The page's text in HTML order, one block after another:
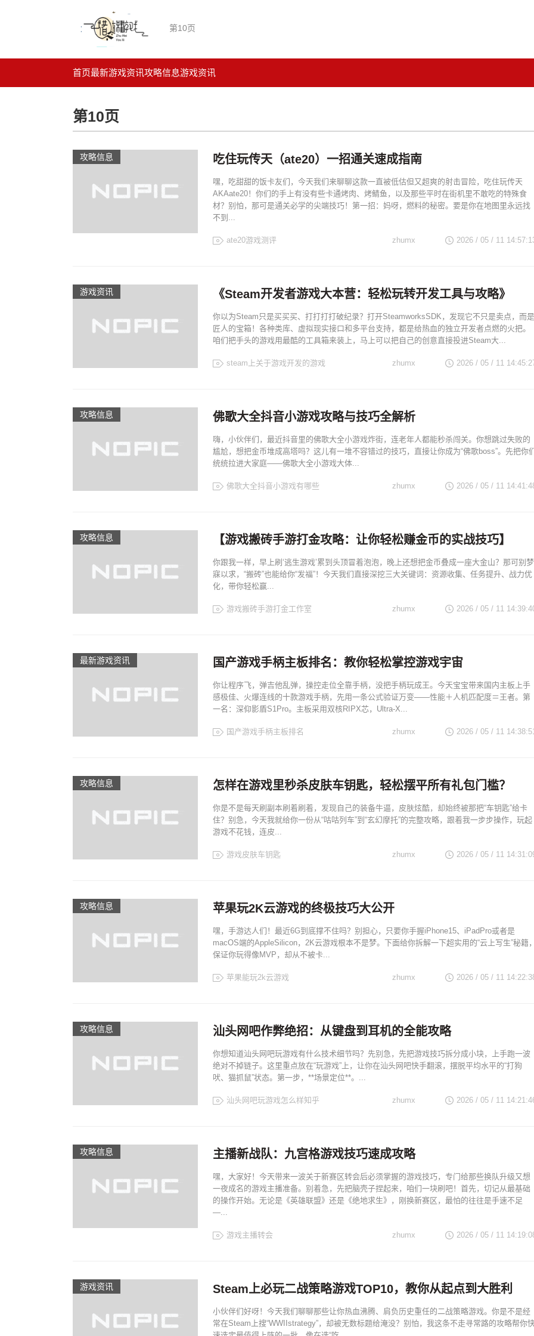
第10页
首页最新游戏资讯攻略信息游戏资讯
第10页
攻略信息 吃住玩传天（ate20）一招通关速成指南
嘿，吃甜甜的饭卡友们，今天我们来聊聊这款一直被低估但又超爽的射击冒险，吃住玩传天
AKAate20！你们的手上有没有些卡通烤肉、烤鲭鱼，以及那些平时在街机里不敢吃的特殊食
材？别怕，那可是通关必学的尖端技巧！第一招：妈呀，燃料的秘密。要是你在地图里永远找
不到...
ate20游戏测评 2026 / 05 / 11
zhumx
游戏资讯 《Steam开发者游戏大本营：轻松玩转开发工具与攻略》
你以为Steam只是买买买、打打打打破纪录？打开SteamworksSDK，发现它不只是卖点，而是
匠人的宝箱！各种类库、虚拟现实接口和多平台支持，都是给热血的独立开发者点燃的火把。
咱们把手头的游戏用最酷的工具箱来装上，马上可以把自己的创意直接投进Steam大...
steam上关于游戏开发的游戏 2026 / 05 / 11
zhumx
攻略信息 佛歌大全抖音小游戏攻略与技巧全解析
嗨，小伙伴们，最近抖音里的佛歌大全小游戏炸街，连老年人都能秒杀闯关。你想跳过失败的
尴尬，想把金币堆成高塔吗？这儿有一堆不容错过的技巧，直接让你成为“佛歌boss”。先把你
统统拉进大家庭——佛歌大全小游戏大体...
佛歌大全抖音小游戏有哪些 2026 / 05 / 11
zhumx
攻略信息 【游戏搬砖手游打金攻略：让你轻松赚金币的实战技巧】
你跟我一样，早上刷‘逃生游戏’累到头顶冒着泡泡，晚上还想把金币叠成一座大金山？那可别梦
寐以求，“搬砖”也能给你“发福”！今天我们直接深挖三大关键词：资源收集、任务提升、战力优
化，带你轻松赢...
游戏搬砖手游打金工作室 2026 / 05 / 11
zhumx
最新游戏资讯 国产游戏手柄主板排名：教你轻松掌控游戏宇宙
你让程序飞，弹吉他乱弹，操控走位全靠手柄，没把手柄玩成王。今天宝宝带来国内主板上手
感极佳、火爆连线的十款游戏手柄，先用一条公式验证万变——性能＋人机匹配度＝王者。第
一名：深仰影盾S1Pro。主板采用双核RIPX芯，Ultra-X...
国产游戏手柄主板排名 2026 / 05 / 11
zhumx
攻略信息 怎样在游戏里秒杀皮肤车钥匙，轻松摆平所有礼包门槛？
你是不是每天刷副本刷着刷着，发现自己的装备牛逼，皮肤炫酷，却始终被那把“车钥匙”给卡
住？别急，今天我就给你一份从“咕咕列车”到“玄幻摩托”的完整攻略，跟着我一步步操作，玩起
游戏不花钱，连皮...
游戏皮肤车钥匙 2026 / 05 / 11
zhumx
攻略信息 苹果玩2K云游戏的终极技巧大公开
嘿，手游达人们！最近6G到底撑不住吗？别担心，只要你手握iPhone15、iPadPro或者是
macOS端的AppleSilicon，2K云游戏根本不是梦。下面给你拆解一下超实用的“云上写生”秘籍，
保证你玩得像MVP，却从不被卡...
苹果能玩2k云游戏 2026 / 05 / 11
zhumx
攻略信息 汕头网吧作弊绝招：从键盘到耳机的全能攻略
你想知道汕头网吧玩游戏有什么技术细节吗？先别急，先把游戏技巧拆分成小块，上手跑一波
绝对不掉链子。这里重点放在“玩游戏”上，让你在汕头网吧快手翻滚，摆脱平均水平的“打狗
吠、猫抓鼠”状态。第一步，**场景定位**。...
汕头网吧玩游戏怎么样知乎 2026 / 05 / 11
zhumx
攻略信息 主播新战队：九宫格游戏技巧速成攻略
嘿，大家好！今天带来一波关于新赛区转会后必须掌握的游戏技巧，专门给那些换队升级又想
一夜成名的游戏主播准备。别着急，先把脑壳子捏起来，咱们一块刷吧！首先，切记从最基础
的操作开始。无论是《英雄联盟》还是《绝地求生》，刚换新赛区，最怕的往往是手速不足
—...
游戏主播转会 2026 / 05 / 11
zhumx
游戏资讯 Steam上必玩二战策略游戏TOP10，教你从起点到大胜利
小伙伴们好呀！今天我们聊聊那些让你热血沸腾、肩负历史重任的二战策略游戏。你是不是经
常在Steam上搜“WWIIstrategy”，却被无数标题给淹没？别怕，我这条不走寻常路的攻略帮你